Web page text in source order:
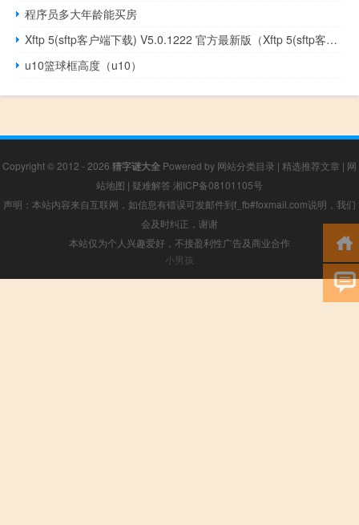
程序员多大年龄能买房
Xftp 5(sftp客户端下载) V5.0.1222 官方最新版（Xftp 5(sftp客户端下载) V5.0.1222 官方最新版功能简介）
u10篮球框高度（u10）
Copyright © 2012 - 2026 猜字谜大全 Powered by 网站分类目录 | 精选推荐文章 | 网
站地图 | 疑难解答 湘ICP备08101105号
声明：本站内容来自互联网，如信息有错误可发邮件到f_fb#foxmail.com说明，我们
会及时纠正，谢谢
本站仅为个人兴趣爱好，不接盈利性广告及商业合作
小男孩